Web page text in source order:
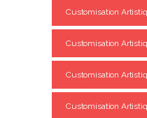
Customisation
Customisation
Customisation
Customisation